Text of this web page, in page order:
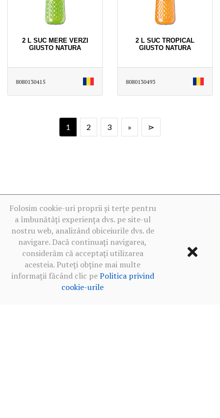
2 L SUC MERE VERZI
GIUSTO NATURA
8080130415
2 L SUC TROPICAL
GIUSTO NATURA
8080130493
1 2 3 » ⋗
Folosim cookie-uri proprii și terțe pentru
a îmbunătăți experiența dvs. pe site-ul
nostru web, analizând obiceiurile dvs. de
navigare. Dacă continuați navigarea,
considerăm că acceptați utilizarea
acesteia. Puteți obține mai multe
informații făcând clic pePolitica privind
cookie-urile